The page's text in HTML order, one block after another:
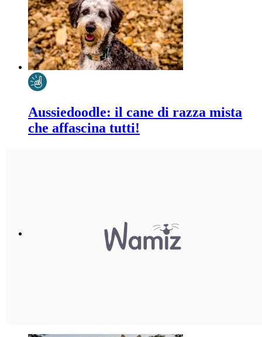
Aussiedoodle: il cane di razza mista
che affascina tutti!